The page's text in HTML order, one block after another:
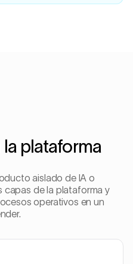
plataforma
aislado de IA o
capas de la plataforma y
operativos en un